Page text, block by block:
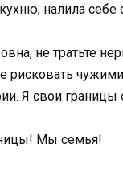
налила себе
не тратьте
рисковать
Я свои границы
Мы семья!